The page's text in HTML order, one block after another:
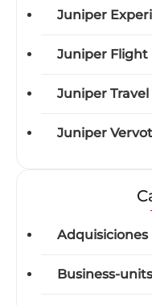
Juniper
Juniper Flight
Juniper
Juniper
Adquisiciones
Business-units